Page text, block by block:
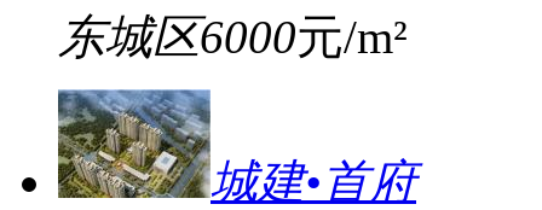
东城区6000元/m²
城建•首府